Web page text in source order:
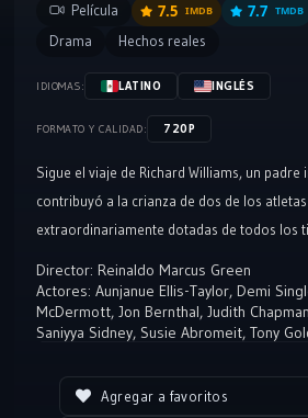
Película 7.5 IMDB 7.7 TMDB
Drama Hechos reales
IDIOMAS: LATINO INGLÉS
FORMATO Y CALIDAD: 720P
Sigue el viaje de Richard Williams, un
contribuyó a la crianza de dos de los
extraordinariamente dotadas de todos los
Director: Reinaldo Marcus Green
Actores: Aunjanue Ellis-Taylor, Demi
McDermott, Jon Bernthal, Judith Chapman
Saniyya Sidney, Susie Abromeit, Tony
Agregar a favoritos